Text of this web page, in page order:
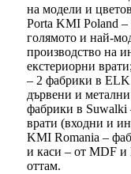
на модели и
Porta KMI Poland
голямото и най-
производство на
екстериорни
– 2 фабрики в ELK
дървени и
фабрики в Suwalki
врати (входни и
KMI Romania –
и каси – от MDF и
оттам.